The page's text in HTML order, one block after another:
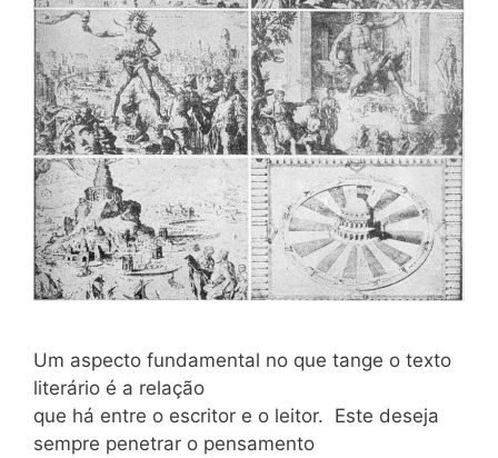
Um aspecto fundamental no que tange o texto
literário é a relação
que há entre o escritor e o leitor. Este deseja
sempre penetrar o pensamento